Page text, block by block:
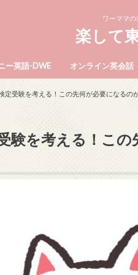
ワーママ
楽して
ー英語-DWE オンライン英会話
定受験を考える！この先何が必要になるの
験を考える！この